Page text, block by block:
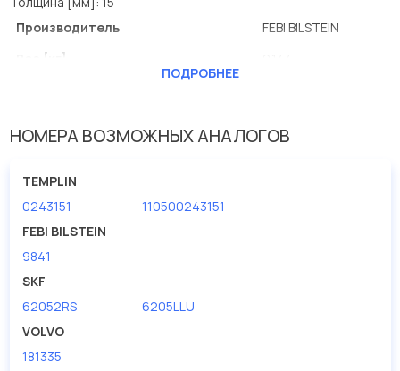
Производитель
FEBI BILSTEIN
Вес [кг]
ПОДРОБНЕЕ
НОМЕРА ВОЗМОЖНЫХ АНАЛОГОВ
TEMPLIN
0243151
110500243151
FEBI BILSTEIN
9841
SKF
62052RS
6205LLU
VOLVO
181335